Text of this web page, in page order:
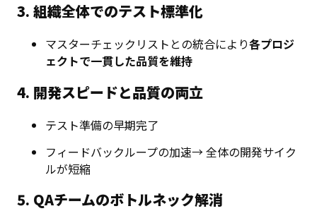
3. 組織全体でのテスト標準化
マスターチェックリストとの統合により各プロジ
ェクトで一貫した品質を維持
4. 開発スピードと品質の両立
テスト準備の早期完了
フィードバックループの加速→ 全体の開発サイク
ルが短縮
5. QAチームのボトルネック解消